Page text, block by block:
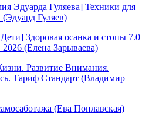
Эдуарда Гуляева] Техники для
Гуляев)
Здоровая осанка и стопы 7.0 +
(Елена Зарываева)
Развитие Внимания.
Тариф Стандарт (Владимир
(Ева Поплавская)